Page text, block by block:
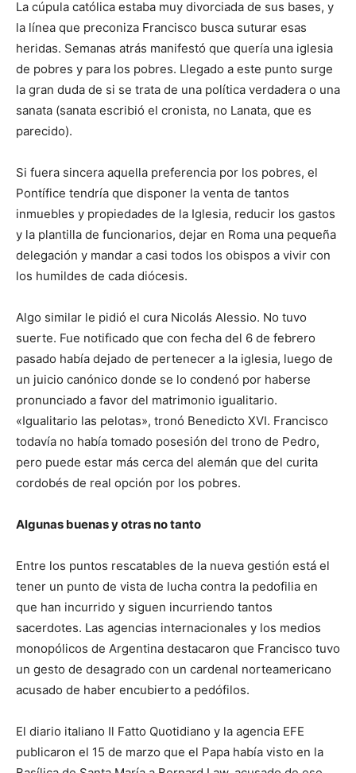
La cúpula católica estaba muy divorciada de sus bases, y
la línea que preconiza Francisco busca suturar esas
heridas. Semanas atrás manifestó que quería una iglesia
de pobres y para los pobres. Llegado a este punto surge
la gran duda de si se trata de una política verdadera o una
sanata (sanata escribió el cronista, no Lanata, que es
parecido).
Si fuera sincera aquella preferencia por los pobres, el
Pontífice tendría que disponer la venta de tantos
inmuebles y propiedades de la Iglesia, reducir los gastos
y la plantilla de funcionarios, dejar en Roma una pequeña
delegación y mandar a casi todos los obispos a vivir con
los humildes de cada diócesis.
Algo similar le pidió el cura Nicolás Alessio. No tuvo
suerte. Fue notificado que con fecha del 6 de febrero
pasado había dejado de pertenecer a la iglesia, luego de
un juicio canónico donde se lo condenó por haberse
pronunciado a favor del matrimonio igualitario.
«Igualitario las pelotas», tronó Benedicto XVI. Francisco
todavía no había tomado posesión del trono de Pedro,
pero puede estar más cerca del alemán que del curita
cordobés de real opción por los pobres.
Algunas buenas y otras no tanto
Entre los puntos rescatables de la nueva gestión está el
tener un punto de vista de lucha contra la pedofilia en
que han incurrido y siguen incurriendo tantos
sacerdotes. Las agencias internacionales y los medios
monopólicos de Argentina destacaron que Francisco tuvo
un gesto de desagrado con un cardenal norteamericano
acusado de haber encubierto a pedófilos.
El diario italiano Il Fatto Quotidiano y la agencia EFE
publicaron el 15 de marzo que el Papa había visto en la